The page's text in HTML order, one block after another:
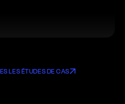
LES ÉTUDES DE CAS